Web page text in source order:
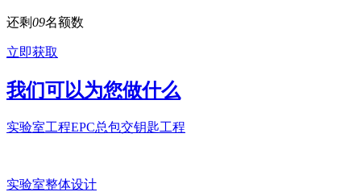
还剩09名额数
立即获取
我们可以为您做什么
实验室工程EPC总包交钥匙工程
实验室整体设计